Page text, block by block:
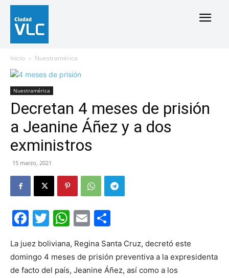
Inicio Nuestramérica
Nuestramérica
Decretan 4 meses de prisión
a Jeanine Áñez y a dos
exministros
15 marzo, 2021
Facebook
Twitter
WhatsApp
Email
La juez boliviana, Regina Santa Cruz, decretó este
domingo 4 meses de prisión preventiva a la expresidenta
de facto del país, Jeanine Áñez, así como a los